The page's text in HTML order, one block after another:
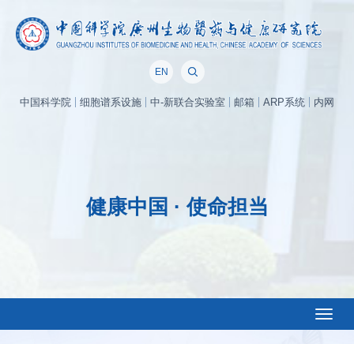
EN
中国科学院 细胞谱系设施 中-新联合实验室 邮箱 ARP系统 内网
健康中国 · 使命担当